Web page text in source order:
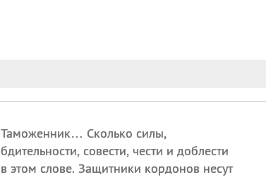
Таможенник… Сколько силы,
бдительности, совести, чести и доблести
в этом слове. Защитники кордонов несут